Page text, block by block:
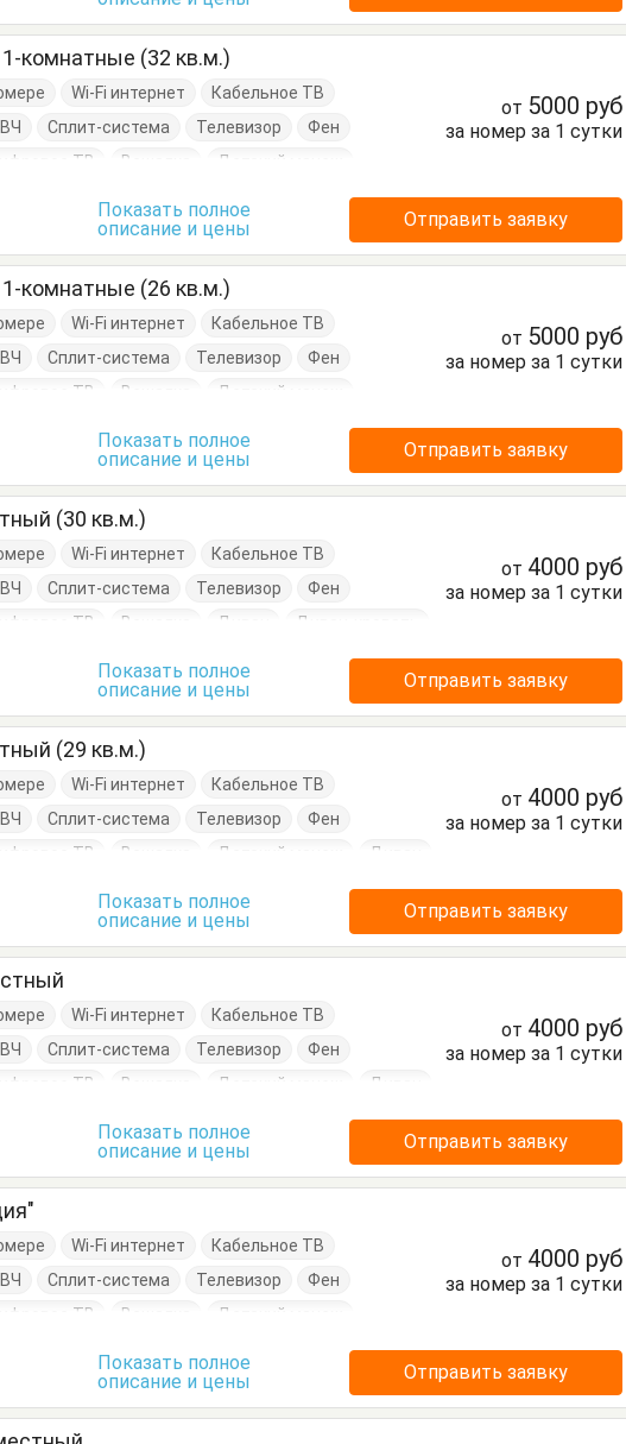
комнатные (32 кв.м.)
Wi-Fi интернет
Кабельное ТВ
Сплит-система Телевизор
Фен
ТВ Вешалка
Детский манеж
Кухонный стол Обеденный стол
Посуда
от 5000 руб
за номер за 1 сутки
Показать полное
описание и цены
Отправить заявку
комнатные (26 кв.м.)
Wi-Fi интернет
Кабельное ТВ
Сплит-система Телевизор
Фен
ТВ Вешалка
Детский манеж
Обеденный стол Посуда Стулья
от 5000 руб
за номер за 1 сутки
Показать полное
описание и цены
Отправить заявку
(30 кв.м.)
Wi-Fi интернет
Кабельное ТВ
Сплит-система Телевизор
Фен
ТВ Вешалка Диван
Диван-кровать
Кровать односпальная
Обеденный стол Посуда Пуфик
от 4000 руб
за номер за 1 сутки
Показать полное
описание и цены
Отправить заявку
(29 кв.м.)
Wi-Fi интернет
Кабельное ТВ
Сплит-система Телевизор
Фен
ТВ Вешалка Детский манеж
Диван
Кухонный стол
Стулья Шкаф
от 4000 руб
за номер за 1 сутки
Показать полное
описание и цены
Отправить заявку
Wi-Fi интернет
Кабельное ТВ
Сплит-система Телевизор
Фен
ТВ Вешалка Детский манеж
Диван
Кухонный стол
Обеденный стол
Шкаф
от 4000 руб
за номер за 1 сутки
Показать полное
описание и цены
Отправить заявку
Wi-Fi интернет
Кабельное ТВ
Сплит-система Телевизор
Фен
ТВ Вешалка
Детский манеж
Кухонный стол
Стулья Шкаф
от 4000 руб
за номер за 1 сутки
Показать полное
описание и цены
Отправить заявку